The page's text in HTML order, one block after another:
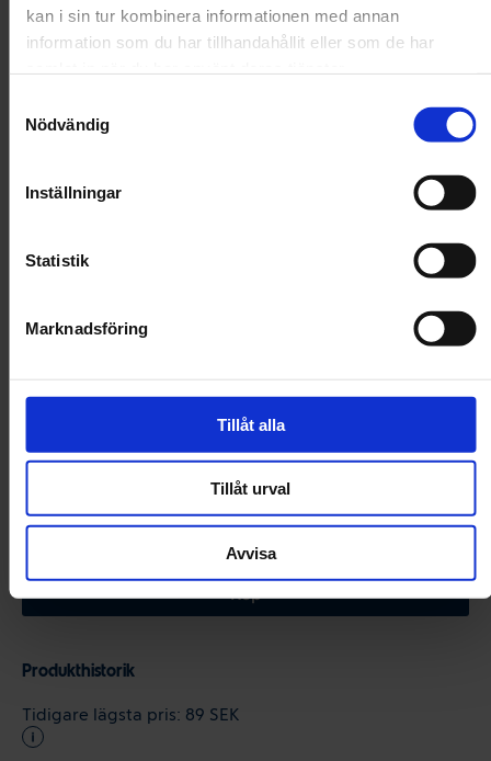
kan i sin tur kombinera informationen med annan
information som du har tillhandahållit eller som de har
Nödvändig
Inställningar
Statistik
Marknadsföring
Tillåt alla
Tillåt urval
Avvisa
67 kr
Rosa/Vit
I lager!
Minska
Unicorn
Teaser
Catnip
Öka
Unicorn
Teaser
Catnip
Köp
Produkthistorik
Tidigare lägsta pris: 89 SEK